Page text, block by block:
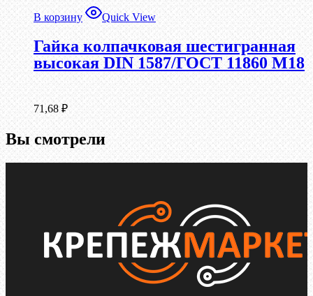
В корзину Quick View
Гайка колпачковая шестигранная
высокая DIN 1587/ГОСТ 11860 М18
71,68 ₽
Вы смотрели